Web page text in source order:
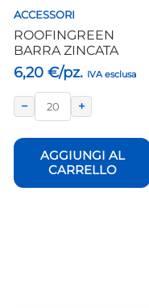
ACCESSORI
ROOFINGREEN
BARRA ZINCATA
6,20€/pz. IVA esclusa
− +
AGGIUNGI AL
CARRELLO